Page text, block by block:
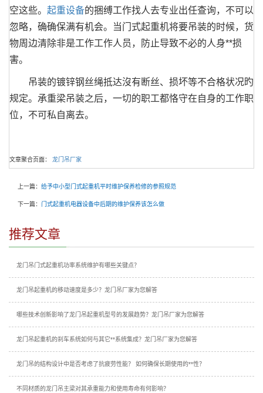
空这些。 起重设备的捆缚工作找人去专业出任查询，不可以
忽略，确确保满有机会。当门式起重机将要吊装的时候，货
物周边清除非是工作工作人员，防止导致不必的人身**损
害。
吊装的镀锌钢丝绳抵达沒有断丝、损坏等不合格状况旳
规定。承重梁吊装之后，一切的职工都恪守在自身的工作职
位，不可私自离去。
文章聚合页面： 龙门吊厂家
上一篇： 给予中小型门式起重机平时维护保养检修的参照规范
下一篇： 门式起重机电器设备中后期的维护保养该怎么做
推荐文章
龙门吊门式起重机功率系统维护有哪些关键点？
龙门吊起重机的移动速度是多少？龙门吊厂家为您解答
哪些技术创新影响了龙门吊起重机型号的发展趋势？龙门吊厂家为您解答
龙门吊起重机的刹车系统如何与其它**系统集成？龙门吊厂家为您解答
龙门吊的结构设计中是否考虑了抗疲劳性能？ 如何确保长期使用的**性？
不同材质的龙门吊主梁对其承重能力和使用寿命有何影响？